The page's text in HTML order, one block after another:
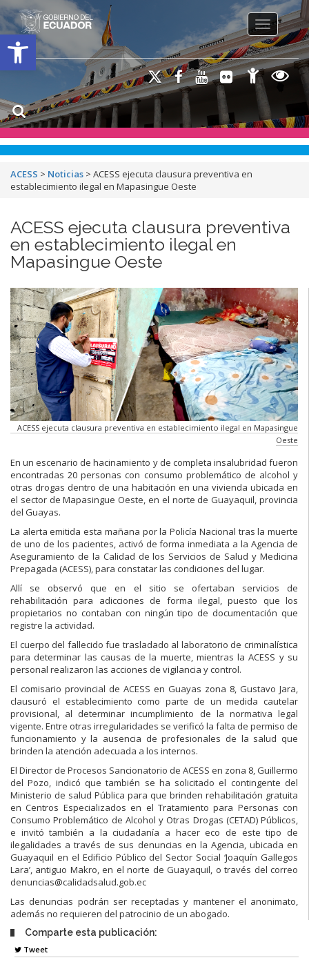
Open toolbar
Toggle
ACESS > Noticias > ACESS ejecuta clausura preventiva en
establecimiento ilegal en Mapasingue Oeste
ACESS ejecuta clausura preventiva
en establecimiento ilegal en
Mapasingue Oeste
ACESS ejecuta clausura preventiva en establecimiento ilegal en Mapasingue
Oeste
En un escenario de hacinamiento y de completa insalubridad fueron
encontradas 20 personas con consumo problemático de alcohol y
otras drogas dentro de una habitación en una vivienda ubicada en
el sector de Mapasingue Oeste, en el norte de Guayaquil, provincia
del Guayas.
La alerta emitida esta mañana por la Policía Nacional tras la muerte
de uno de los pacientes, activó de forma inmediata a la Agencia de
Aseguramiento de la Calidad de los Servicios de Salud y Medicina
Prepagada (ACESS), para constatar las condiciones del lugar.
Allí se observó que en el sitio se ofertaban servicios de
rehabilitación para adicciones de forma ilegal, puesto que los
propietarios no contaban con ningún tipo de documentación que
registre la actividad.
El cuerpo del fallecido fue trasladado al laboratorio de criminalística
para determinar las causas de la muerte, mientras la ACESS y su
personal realizaron las acciones de vigilancia y control.
El comisario provincial de ACESS en Guayas zona 8, Gustavo Jara,
clausuró el establecimiento como parte de un medida cautelar
provisional, al determinar incumplimiento de la normativa legal
vigente. Entre otras irregularidades se verificó la falta de permiso de
funcionamiento y la ausencia de profesionales de la salud que
brinden la atención adecuada a los internos.
El Director de Procesos Sancionatorio de ACESS en zona 8, Guillermo
del Pozo, indicó que también se ha solicitado el contingente del
Ministerio de salud Pública para que brinden rehabilitación gratuita
en Centros Especializados en el Tratamiento para Personas con
Consumo Problemático de Alcohol y Otras Drogas (CETAD) Públicos,
e invitó también a la ciudadanía a hacer eco de este tipo de
ilegalidades a través de sus denuncias en la Agencia, ubicada en
Guayaquil en el Edificio Público del Sector Social ‘Joaquín Gallegos
Lara’, antiguo Makro, en el norte de Guayaquil, o través del correo
denuncias@calidadsalud.gob.ec
Las denuncias podrán ser receptadas y mantener el anonimato,
además no requieren del patrocinio de un abogado.
Comparte esta publicación:
Tweet